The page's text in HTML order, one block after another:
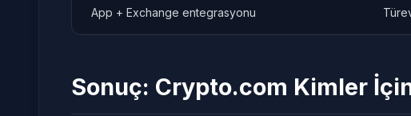
App + Exchange entegrasyonu
Sonuç: Crypto.com Kimler